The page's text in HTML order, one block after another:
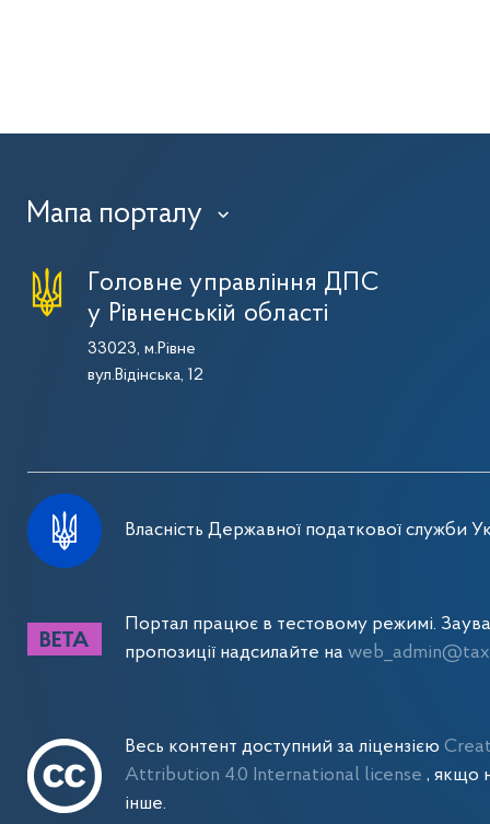
Мапа порталу ›
Головне управління ДПС
у Рівненській області
33023, м.Рівне
вул.Відінська, 12
Власність Державної податкової служби
Портал працює в тестовому режимі.
пропозиції надсилайте на
Весь контент доступний за ліцензією
Attribution 4.0 International license, якщо
інше.